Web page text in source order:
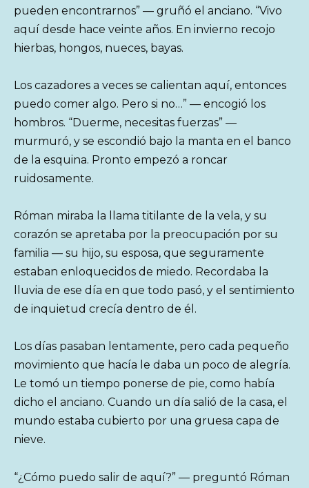
pueden encontrarnos” — gruñó el anciano. “Vivo
aquí desde hace veinte años. En invierno recojo
hierbas, hongos, nueces, bayas.
Los cazadores a veces se calientan aquí, entonces
puedo comer algo. Pero si no…” — encogió los
hombros. “Duerme, necesitas fuerzas” —
murmuró, y se escondió bajo la manta en el banco
de la esquina. Pronto empezó a roncar
ruidosamente.
Róman miraba la llama titilante de la vela, y su
corazón se apretaba por la preocupación por su
familia — su hijo, su esposa, que seguramente
estaban enloquecidos de miedo. Recordaba la
lluvia de ese día en que todo pasó, y el sentimiento
de inquietud crecía dentro de él.
Los días pasaban lentamente, pero cada pequeño
movimiento que hacía le daba un poco de alegría.
Le tomó un tiempo ponerse de pie, como había
dicho el anciano. Cuando un día salió de la casa, el
mundo estaba cubierto por una gruesa capa de
nieve.
“¿Cómo puedo salir de aquí?” — preguntó Róman